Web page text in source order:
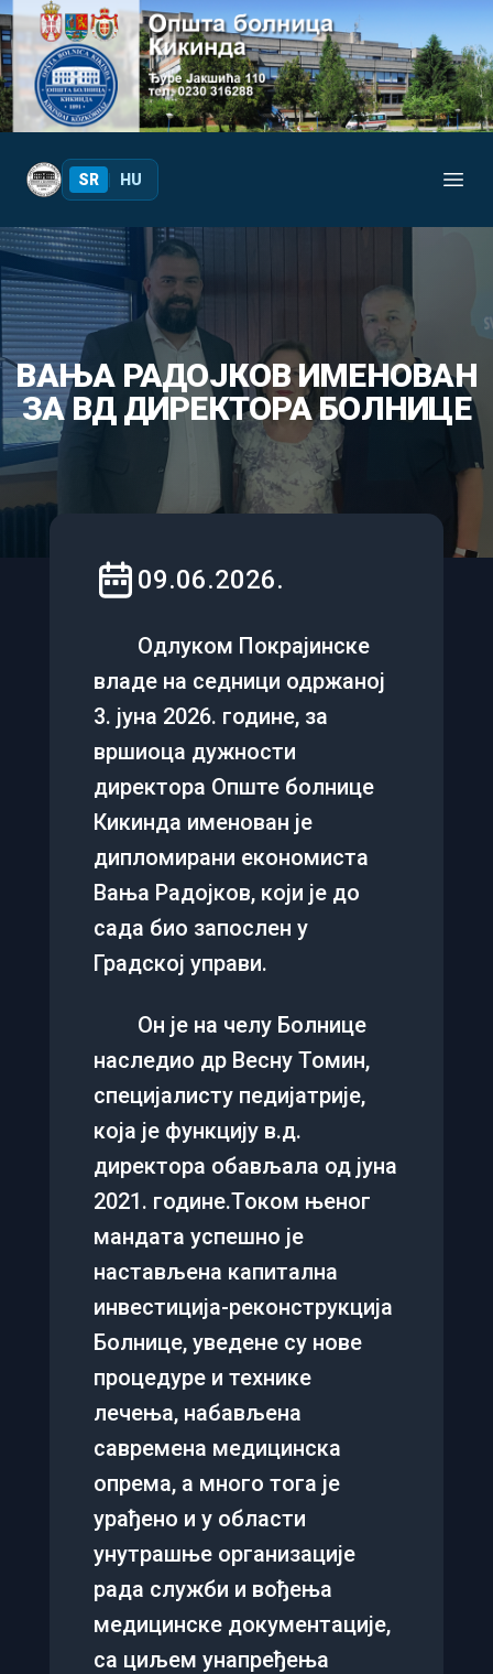
Your Company
SR HU
ВАЊА РАДОЈКОВ ИМЕНОВАН
ЗА ВД ДИРЕКТОРА БОЛНИЦЕ
09.06.2026.
Одлуком Покрајинске
владе на седници одржаној
3. јуна 2026. године, за
вршиоца дужности
директора Опште болнице
Кикинда именован је
дипломирани економиста
Вања Радојков, који је до
сада био запослен у
Градској управи.
Он је на челу Болнице
наследио др Весну Томин,
специјалисту педијатрије,
која је функцију в.д.
директора обављала од јуна
2021. године.Током њеног
мандата успешно је
настављена капитална
инвестиција-реконструкција
Болнице, уведене су нове
процедуре и технике
лечења, набављена
савремена медицинска
опрема, а много тога је
урађено и у области
унутрашње организације
рада служби и вођења
медицинске документације,
са циљем унапређења